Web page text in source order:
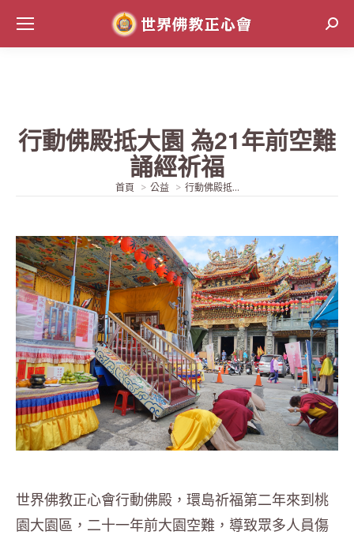
行動佛殿抵大園 為21年前空難
誦經祈福
當前位置:
首頁 公益 行動佛殿抵...
世界佛教正心會行動佛殿，環島祈福第二年來到桃
園大園區，二十一年前大園空難，導致眾多人員傷